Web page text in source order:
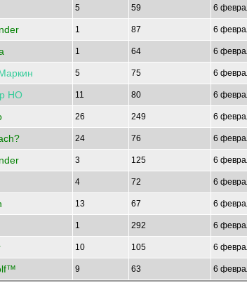
5 59 6
1 87 6
1 64 6
5 75 6
НО 11 80 6
26 249 6
24 76 6
3 125 6
4 72 6
13 67 6
1 292 6
10 105 6
9 63 6